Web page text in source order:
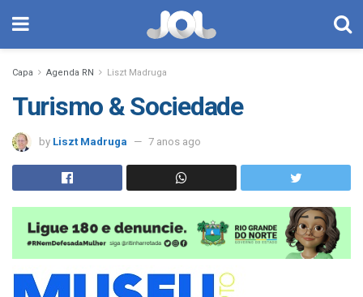
Capa Agenda RN Liszt Madruga
Turismo & Sociedade
by Liszt Madruga 7 anos ago